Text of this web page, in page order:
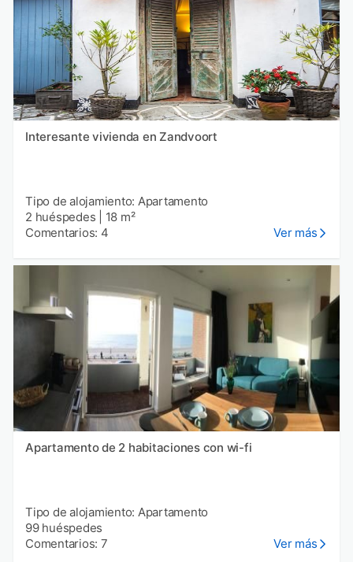
Interesante vivienda en Zandvoort
Tipo de alojamiento: Apartamento
2 huéspedes
18 m²
Comentarios: 4
Ver más
Apartamento de 2 habitaciones con wi-fi
Tipo de alojamiento: Apartamento
99 huéspedes
Comentarios: 7
Ver más